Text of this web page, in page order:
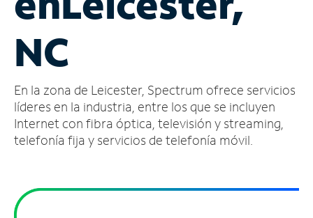
cuenta
Encuentra
tienda
NC
En la zona de Leicester, Spectrum ofrece servicios
líderes en la industria, entre los que se incluyen
Internet con fibra óptica, televisión y streaming,
telefonía fija y servicios de telefonía móvil.